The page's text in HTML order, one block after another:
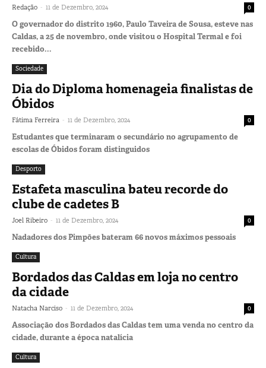
Redação - 11 de Dezembro, 2024 0
O governador do distrito 1960, Paulo Taveira de Sousa, esteve nas
Caldas, a 25 de novembro, onde visitou o Hospital Termal e foi
recebido...
Sociedade
Dia do Diploma homenageia finalistas de
Óbidos
Fátima Ferreira - 11 de Dezembro, 2024 0
Estudantes que terminaram o secundário no agrupamento de
escolas de Óbidos foram distinguidos
Desporto
Estafeta masculina bateu recorde do
clube de cadetes B
Joel Ribeiro - 11 de Dezembro, 2024 0
Nadadores dos Pimpões bateram 66 novos máximos pessoais
Cultura
Bordados das Caldas em loja no centro
da cidade
Natacha Narciso - 11 de Dezembro, 2024 0
Associação dos Bordados das Caldas tem uma venda no centro da
cidade, durante a época natalícia
Cultura